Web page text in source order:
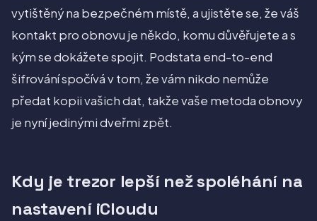
vytištěný na bezpečném místě, a ujistěte se, že váš
kontakt pro obnovu je někdo, komu důvěřujete a s
kým se dokážete spojit. Podstata end-to-end
šifrování spočívá v tom, že vám nikdo nemůže
předat kopii vašich dat, takže vaše metoda obnovy
je nyní jedinými dveřmi zpět.
Kdy je trezor lepší než spoléhání na
nastavení iCloudu